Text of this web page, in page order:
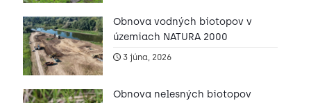
Obnova vodných biotopov v
územiach NATURA 2000
3 júna, 2026
Obnova nelesných biotopov